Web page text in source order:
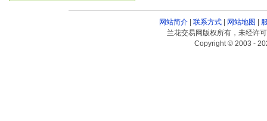
网站简介| 联系方式| 网站地图 |
兰花交易网版权所有，未经许
Copyright © 2003 -